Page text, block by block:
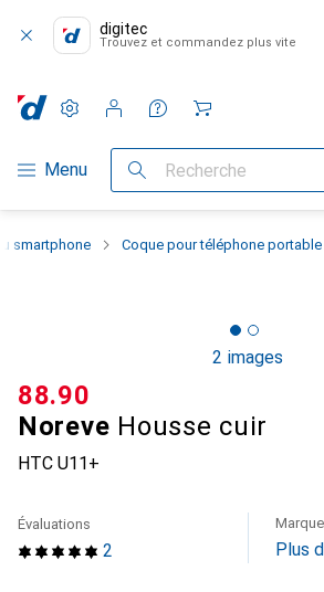
digitec
Trouvez et commandez plus vite
Navigation par catégorie
Menu Recherche
Paramètres
Compte client
Listes de comparaison
Listes d'envies
Panier
smartphone Coque pour téléphone portable
2 images
Noreve Housse cuir
HTC U11+
CHF
88.90
2
Évaluations Marque
Plus